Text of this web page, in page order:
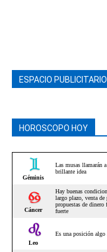
ESPACIO PUBLICITARIO
HOROSCOPO HOY